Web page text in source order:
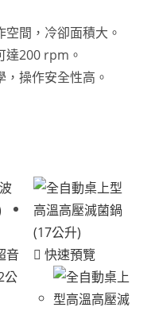
間，冷卻面積大。
達200 rpm。
操作安全性高。
快速預覽